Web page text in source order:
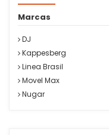
Marcas
DJ
Kappesberg
Linea Brasil
Movel Max
Nugar